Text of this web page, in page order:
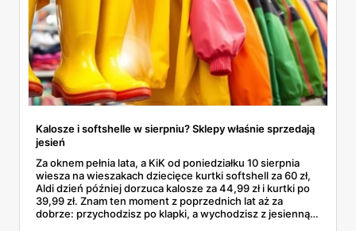
Kalosze i softshelle w sierpniu? Sklepy właśnie sprzedają
jesień
Za oknem pełnia lata, a KiK od poniedziałku 10 sierpnia
wiesza na wieszakach dziecięce kurtki softshell za 60 zł,
Aldi dzień później dorzuca kalosze za 44,99 zł i kurtki po
39,99 zł. Znam ten moment z poprzednich lat aż za
dobrze: przychodzisz po klapki, a wychodzisz z jesienną